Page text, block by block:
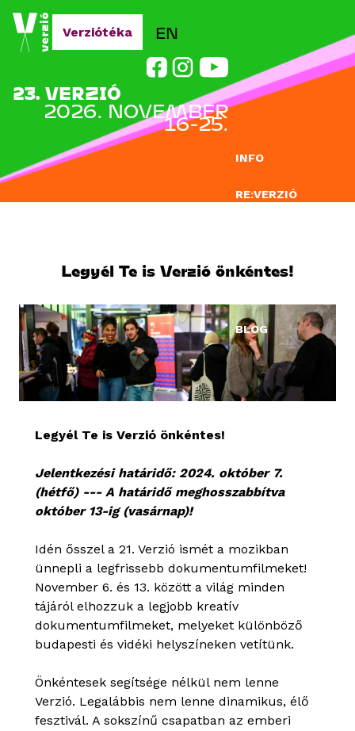
Jump to navigation
INFO
RE:VERZIÓ
BLOG
EN
23. VERZIÓ
2026. NOVEMBER
16-25.
Verziótéka
Legyél Te is Verzió önkéntes!
Legyél Te is Verzió önkéntes!
Jelentkezési határidő: 2024. október 7.
(hétfő) --- A határidő meghosszabbítva
október 13-ig (vasárnap)!
Idén ősszel a 21. Verzió ismét a mozikban
ünnepli a legfrissebb dokumentumfilmeket!
November 6. és 13. között a világ minden
tájáról elhozzuk a legjobb kreatív
dokumentumfilmeket, melyeket különböző
budapesti és vidéki helyszíneken vetítünk.
Önkéntesek segítsége nélkül nem lenne
Verzió. Legalábbis nem lenne dinamikus, élő
fesztivál. A sokszínű csapatban az emberi